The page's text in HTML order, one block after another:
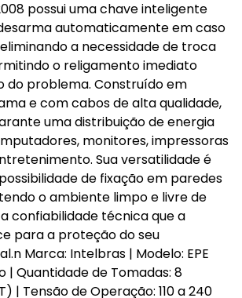
possui uma chave inteligente
automaticamente em caso
a necessidade de troca
o religamento imediato
do problema. Construído em
e com cabos de alta qualidade,
uma distribuição de energia
monitores, impressoras
Sua versatilidade é
de fixação em paredes
o ambiente limpo e livre de
confiabilidade técnica que a
para a proteção do seu
Marca: Intelbras | Modelo: EPE
| Quantidade de Tomadas: 8
| Tensão de Operação: 110 a 240